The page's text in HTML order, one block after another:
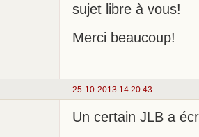
sujet libre à vous!
Merci beaucoup!
25-10-2013 14:20:43
Un certain JLB a